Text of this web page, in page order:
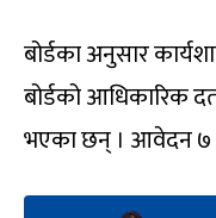
बोर्डका अनुसार
बोर्डको आधिकारिक
भएका छन् । आवेदन ७